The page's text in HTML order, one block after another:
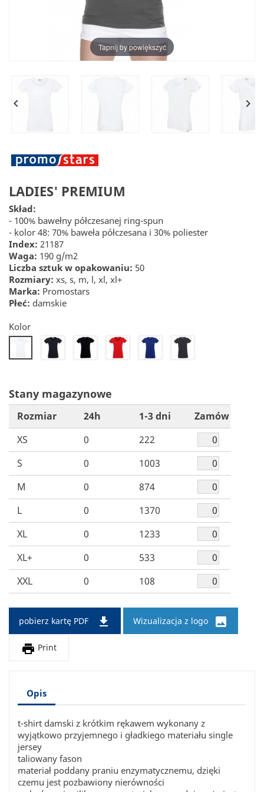
Tapnij by powiększyć
 
LADIES' PREMIUM
Skład:
- 100% bawełny półczesanej ring-spun
- kolor 48: 70% baweła półczesana i 30% poliester
Index: 21187
Waga: 190 g/m2
Liczba sztuk w opakowaniu: 50
Rozmiary: xs, s, m, l, xl, xl+
Marka: Promostars
Płeć: damskie
Kolor
22 26 30 32 50
Stany magazynowe
Rozmiar 24h 1-3 dni
Zamów
XS
0
222
S
0
1003
M
0
874
L
0
1370
XL
0
1233
XL+
0
533
XXL
0 108
pobierz kartę PDF  Wizualizacja z logo

 Print
Opis
t-shirt damski z krótkim rękawem wykonany z
wyjątkowo przyjemnego i gładkiego materiału single
jersey
taliowany fason
materiał poddany praniu enzymatycznemu, dzięki
czemu jest pozbawiony nierówności